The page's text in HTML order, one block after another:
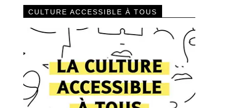
CULTURE ACCESSIBLE À TOUS